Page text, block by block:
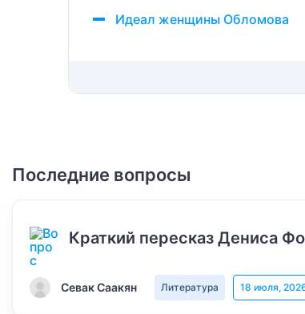
Идеал женщины Обломова
Последние вопросы
Краткий пересказ Дениса
Севак Саакян Литература 18 июля,